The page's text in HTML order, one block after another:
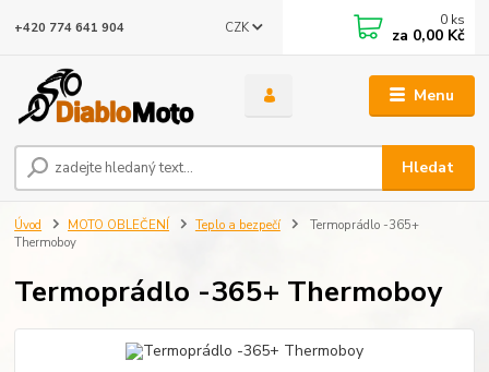
Menu
CZK
Hledat
+420 774 641 904 0 ks
za 0,00 Kč
Úvod MOTO OBLEČENÍ Teplo a bezpečí
Termoprádlo -365+
Thermoboy
Termoprádlo -365+ Thermoboy